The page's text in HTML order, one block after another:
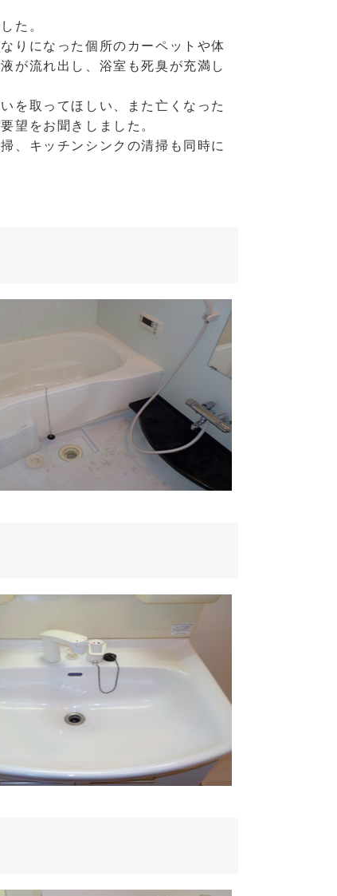
た。
りになった個所のカーペットや体
が流れ出し、浴室も死臭が充満し
を取ってほしい、また亡くなった
望をお聞きしました。
、キッチンシンクの清掃も同時に